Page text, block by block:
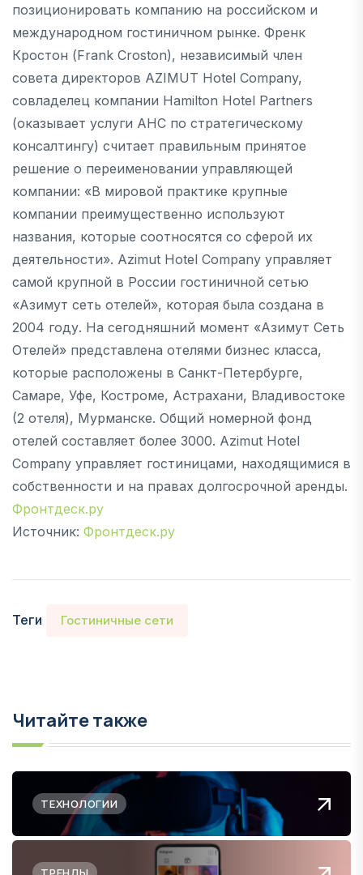
позиционировать компанию на российском и
международном гостиничном рынке. Френк
Кростон (Frank Croston), независимый член
совета директоров AZIMUT Hotel Company,
совладелец компании Hamilton Hotel Partners
(оказывает услуги AHC по стратегическому
консалтингу) считает правильным принятое
решение о переименовании управляющей
компании: «В мировой практике крупные
компании преимущественно используют
названия, которые соотносятся со сферой их
деятельности». Azimut Hotel Company управляет
самой крупной в России гостиничной сетью
«Азимут сеть отелей», которая была создана в
2004 году. На сегодняшний момент «Азимут Сеть
Отелей» представлена отелями бизнес класса,
которые расположены в Санкт-Петербурге,
Самаре, Уфе, Костроме, Астрахани, Владивостоке
(2 отеля), Мурманске. Общий номерной фонд
отелей составляет более 3000. Azimut Hotel
Company управляет гостиницами, находящимися в
собственности и на правах долгосрочной аренды.
Фронтдеск.ру
Источник: Фронтдеск.ру
Теги Гостиничные сети
Читайте также
ТЕХНОЛОГИИ